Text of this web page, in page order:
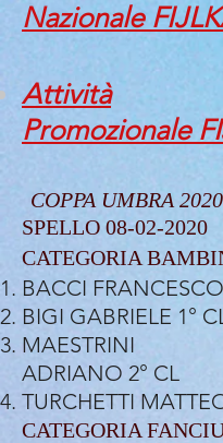
Nazionale
Attività
Promozionale
COPPA UMBRA
SPELLO 08-02-2020
CATEGORIA
BACCI
BIGI GABRIELE 1°
MAESTRINI
ADRIANO 2° CL
TURCHETTI
CATEGORIA